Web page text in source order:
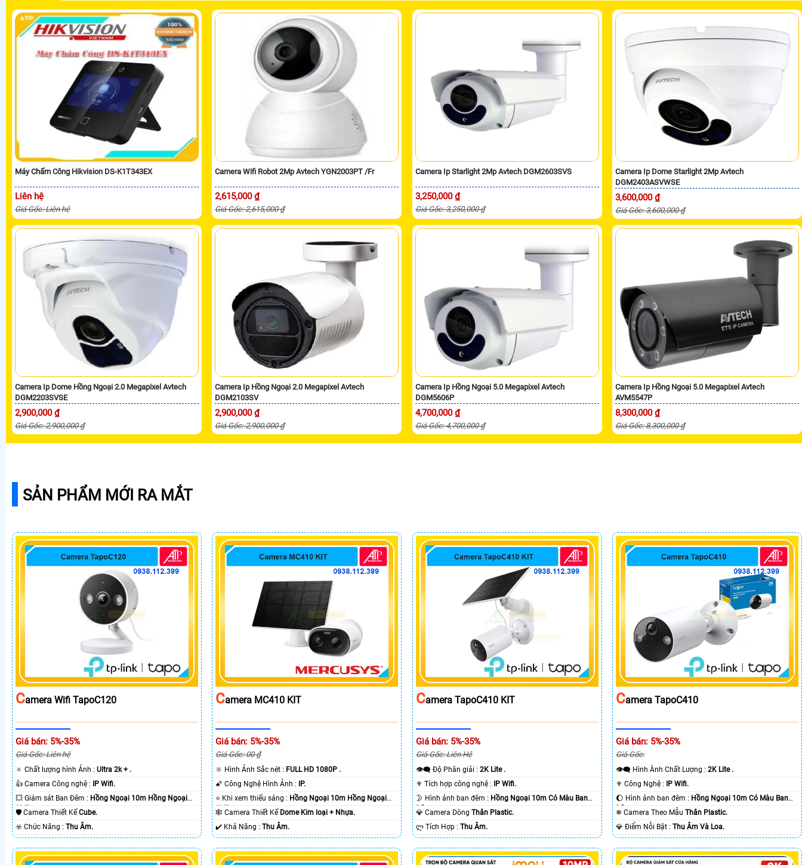
Máy Chấm Công Hikvision DS-K1T343EX
Liên hệ
Giá Gốc: Liên hệ
Camera Wifi Robot 2Mp Avtech YGN2003PT /Fr
2,615,000 ₫
Giá Gốc: 2,615,000 ₫
Camera Ip Starlight 2Mp Avtech DGM2603SVS
3,250,000 ₫
Giá Gốc: 3,250,000 ₫
Camera Ip Dome Starlight 2Mp Avtech
DGM2403ASVWSE
3,600,000 ₫
Giá Gốc: 3,600,000 ₫
Camera Ip Dome Hồng Ngoại 2.0 Megapixel Avtech
DGM2203SVSE
2,900,000 ₫
Giá Gốc: 2,900,000 ₫
Camera Ip Hồng Ngoại 2.0 Megapixel Avtech
DGM2103SV
2,900,000 ₫
Giá Gốc: 2,900,000 ₫
Camera Ip Hồng Ngoại 5.0 Megapixel Avtech
DGM5606P
4,700,000 ₫
Giá Gốc: 4,700,000 ₫
Camera Ip Hồng Ngoại 5.0 Megapixel Avtech
AVM5547P
8,300,000 ₫
Giá Gốc: 8,300,000 ₫
SẢN PHẨM MỚI RA MẮT
CAmera Wifi TapoC120
Giá bán: 5%-35%
Giá Gốc: Liên hệ
🔅 Chất lượng hình Ảnh : Ultra 2k + .
👍 Camera Công nghệ :
IP Wifi.
💥 Giám sát Ban Đêm : Hồng Ngoại 10m Hồng Ngoại
SMD.🛡 Camera Thiết Kế Cube.
️☣️ Chức Năng : Thu Âm.
CAmera MC410 KIT
Giá bán: 5%-35%
Giá Gốc: 00 ₫
🔆 Hình Ảnh Sắc nét : FULL HD 1080P .
🌠 Công Nghệ Hình Ảnh :
IP.
⭐ Khi xem thiếu sáng : Hồng Ngoại 10m Hồng Ngoại
SMD.🕸️ Camera Thiết Kế Dome Kim loại + Nhựa.
️✔️ Khả Năng :Thu Âm.
CAmera TapoC410 KIT
Giá bán: 5%-35%
Giá Gốc: Liên Hệ
👁️‍🗨 Độ Phân giải : 2K Lite .
⚜️ Tích hợp công nghệ :
IP Wifi.
🌛 Hình ảnh ban đêm : Hồng Ngoại 10m Có Màu Ban
Ðêm.💎 Camera Dòng Thân Plastic.
️ლ Tích Hợp : Thu Âm.
CAmera TapoC410
Giá bán: 5%-35%
Giá Gốc:
👁️‍🗨 Hình Ành Chất Lượng :2K Lite .
⚜️ Công Nghệ :
IP Wifi.
🌔 Hình ảnh ban đêm : Hồng Ngoại 10m Có Màu Ban
Ðêm.❄ Camera Theo MẫuThân Plastic.
️💎 Điểm Nỗi Bật :Thu Âm Và Loa.